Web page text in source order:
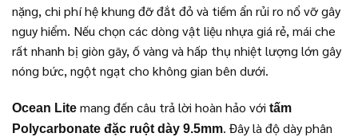
nặng, chi phí hệ khung đỡ đắt đỏ và tiềm ẩn rủi ro nổ vỡ gây
nguy hiểm. Nếu chọn các dòng vật liệu nhựa giá rẻ, mái che
rất nhanh bị giòn gãy, ố vàng và hấp thụ nhiệt lượng lớn gây
nóng bức, ngột ngạt cho không gian bên dưới.
Ocean Lite mang đến câu trả lời hoàn hảo với tấm
Polycarbonate đặc ruột dày 9.5mm. Đây là độ dày phân